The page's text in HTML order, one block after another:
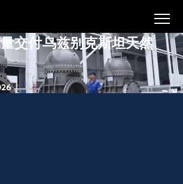
（56寸）气液联动全
交付乌兹别克斯坦天然